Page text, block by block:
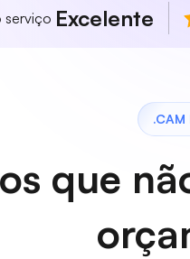
serviço Excelente
.CAM
que